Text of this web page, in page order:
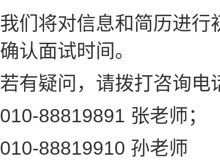
我们将对信息和简历进行
确认面试时间。
若有疑问，请拨打咨询电
010-88819891 张老师；
010-88819910 孙老师